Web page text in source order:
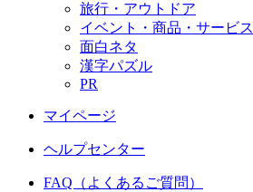
旅行・アウトドア
イベント・商品・サービス
面白ネタ
漢字パズル
PR
マイページ
ヘルプセンター
FAQ（よくあるご質問）